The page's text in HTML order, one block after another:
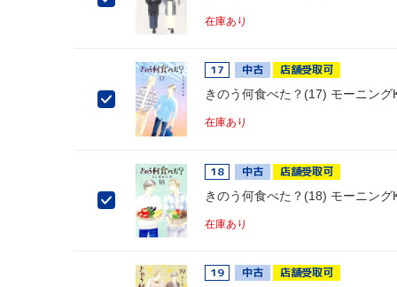
在庫あり
17 中古 店舗受取可
きのう何食べた？(17) モーニング
在庫あり
18 中古 店舗受取可
きのう何食べた？(18) モーニング
在庫あり
19 中古 店舗受取可